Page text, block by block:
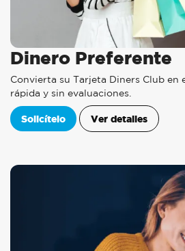
Dinero Preferente
Convierta su Tarjeta Diners Club en
rápida y sin evaluaciones.
Solicítelo Ver detalles